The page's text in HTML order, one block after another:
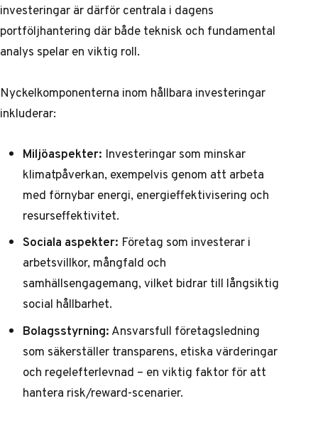
investeringar är därför centrala i dagens
portföljhantering där både teknisk och fundamental
analys spelar en viktig roll.
Nyckelkomponenterna inom hållbara investeringar
inkluderar:
Miljöaspekter: Investeringar som minskar
klimatpåverkan, exempelvis genom att arbeta
med förnybar energi, energieffektivisering och
resurseffektivitet.
Sociala aspekter: Företag som investerar i
arbetsvillkor, mångfald och
samhällsengagemang, vilket bidrar till långsiktig
social hållbarhet.
Bolagsstyrning:Ansvarsfull företagsledning
som säkerställer transparens, etiska värderingar
och regelefterlevnad – en viktig faktor för att
hantera risk/reward-scenarier.